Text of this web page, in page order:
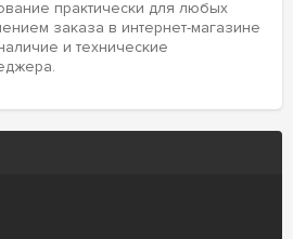
практически для любых
заказа в интернет-магазине
и технические